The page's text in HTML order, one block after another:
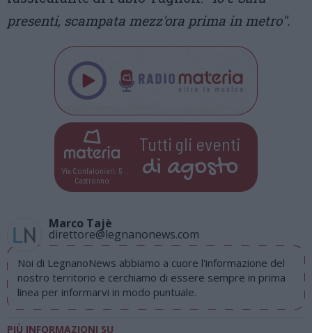
presenti, scampata mezz'ora prima in metro".
Via Confalonieri, 5
Castronno
Tutti gli eventi
di agosto
Marco Tajè
direttore@legnanonews.com
Noi di LegnanoNews abbiamo a cuore l'informazione del
nostro territorio e cerchiamo di essere sempre in prima
linea per informarvi in modo puntuale.
PIÙ INFORMAZIONI SU